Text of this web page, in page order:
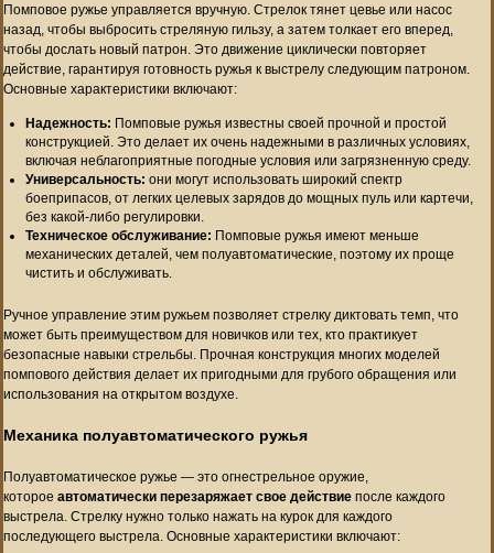
Помповое ружье управляется вручную. Стрелок тянет цевье или насос
назад, чтобы выбросить стреляную гильзу, а затем толкает его вперед,
чтобы дослать новый патрон. Это движение циклически повторяет
действие, гарантируя готовность ружья к выстрелу следующим патроном.
Основные характеристики включают:
Надежность: Помповые ружья известны своей прочной и простой
конструкцией. Это делает их очень надежными в различных условиях,
включая неблагоприятные погодные условия или загрязненную среду.
Универсальность: они могут использовать широкий спектр
боеприпасов, от легких целевых зарядов до мощных пуль или картечи,
без какой-либо регулировки.
Техническое обслуживание: Помповые ружья имеют меньше
механических деталей, чем полуавтоматические, поэтому их проще
чистить и обслуживать.
Ручное управление этим ружьем позволяет стрелку диктовать темп, что
может быть преимуществом для новичков или тех, кто практикует
безопасные навыки стрельбы. Прочная конструкция многих моделей
помпового действия делает их пригодными для грубого обращения или
использования на открытом воздухе.
Механика полуавтоматического ружья
Полуавтоматическое ружье — это огнестрельное оружие,
которое автоматически перезаряжает свое действие после каждого
выстрела. Стрелку нужно только нажать на курок для каждого
последующего выстрела. Основные характеристики включают: